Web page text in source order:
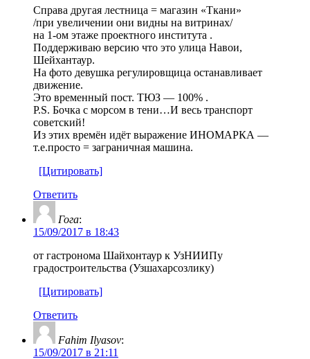
Справа другая лестница = магазин «Ткани»
/при увеличении они видны на витринах/
на 1-ом этаже проектного института .
Поддерживаю версию что это улица Навои,
Шейхантаур.
На фото девушка регулировщица останавливает
движение.
Это временный пост. ТЮЗ — 100% .
P.S. Бочка с морсом в тени…И весь транcпорт
советский!
Из этих времён идёт выражение ИНОМАРКА —
т.е.просто = заграничная машина.
[Цитировать]
Ответить
Гога:
15/09/2017 в 18:43
от гастронома Шайхонтаур к УзНИИПу
градостроительства (Узшахарсозлику)
[Цитировать]
Ответить
Fahim Ilyasov:
15/09/2017 в 21:11